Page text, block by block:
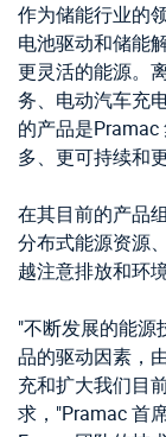
作为储能行业的
电池驱动和储能
更灵活的能源。
务、电动汽车充
的产品是
多、更可持续和
在其目前的产品
分布式能源资源
越注意排放和环
"不断发展的能源
品的驱动因素，
充和扩大我们目
求，"Pramac 首